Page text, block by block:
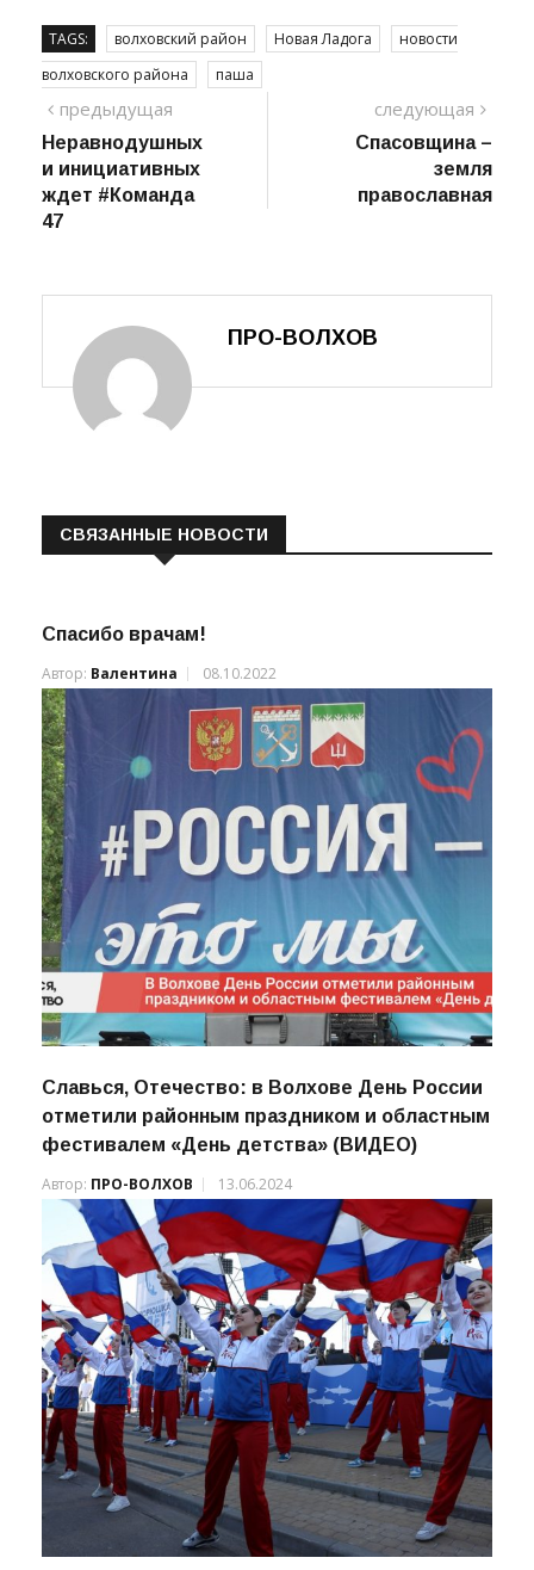
TAGS: волховский район Новая Ладога
новости
волховского района
паша
Навигация
по
записям
предыдущая
Неравнодушных
и инициативных
ждет #Команда
47
следующая
Спасовщина –
земля
православная
ПРО-ВОЛХОВ
СВЯЗАННЫЕ НОВОСТИ
Спасибо врачам!
Автор: Валентина 08.10.2022
Славься, Отечество: в Волхове День России
отметили районным праздником и областным
фестивалем «День детства» (ВИДЕО)
Автор: ПРО-ВОЛХОВ 13.06.2024